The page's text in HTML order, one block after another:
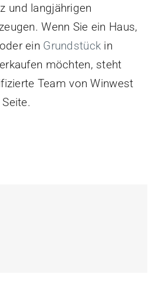
und langjährigen
Wenn Sie ein Haus,
ein Grundstück in
möchten, steht
Team von Winwest